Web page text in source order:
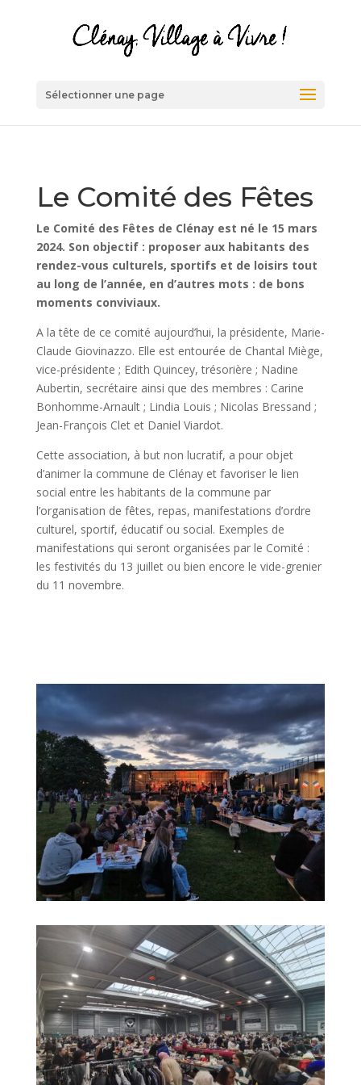
Sélectionner une page
Le Comité des Fêtes
Le Comité des Fêtes de Clénay est né le 15 mars
2024. Son objectif : proposer aux habitants des
rendez-vous culturels, sportifs et de loisirs tout
au long de l’année, en d’autres mots : de bons
moments conviviaux.
A la tête de ce comité aujourd’hui, la présidente, Marie-
Claude Giovinazzo. Elle est entourée de Chantal Miège,
vice-présidente ; Edith Quincey, trésorière ; Nadine
Aubertin, secrétaire ainsi que des membres : Carine
Bonhomme-Arnault ; Lindia Louis ; Nicolas Bressand ;
Jean-François Clet et Daniel Viardot.
Cette association, à but non lucratif, a pour objet
d’animer la commune de Clénay et favoriser le lien
social entre les habitants de la commune par
l’organisation de fêtes, repas, manifestations d’ordre
culturel, sportif, éducatif ou social. Exemples de
manifestations qui seront organisées par le Comité :
les festivités du 13 juillet ou bien encore le vide-grenier
du 11 novembre.